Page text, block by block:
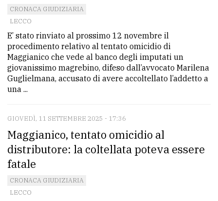
CRONACA GIUDIZIARIA
LECCO
E’ stato rinviato al prossimo 12 novembre il
procedimento relativo al tentato omicidio di
Maggianico che vede al banco degli imputati un
giovanissimo magrebino, difeso dall’avvocato Marilena
Guglielmana, accusato di avere accoltellato l’addetto a
una ...
GIOVEDÌ, 11 SETTEMBRE 2025 - 17:36
Maggianico, tentato omicidio al
distributore: la coltellata poteva essere
fatale
CRONACA GIUDIZIARIA
LECCO